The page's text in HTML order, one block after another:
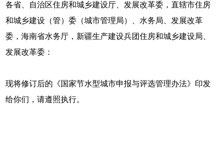
各省、自治区住房和城乡建设厅、发展改革委，直辖市住房
和城乡建设（管）委（城市管理局）、水务局、发展改革
委，海南省水务厅，新疆生产建设兵团住房和城乡建设局、
发展改革委：
现将修订后的《国家节水型城市申报与评选管理办法》印发
给你们，请遵照执行。